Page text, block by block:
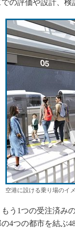
での評価や設計、検
空港に設ける乗り場のイ
う1つの受注済み
4つの都市を結ぶ